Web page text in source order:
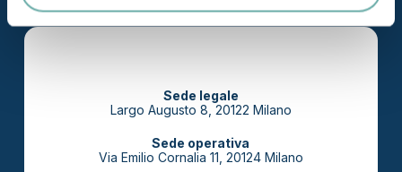
Sede legale
Largo Augusto 8, 20122 Milano
Sede operativa
Via Emilio Cornalia 11, 20124 Milano